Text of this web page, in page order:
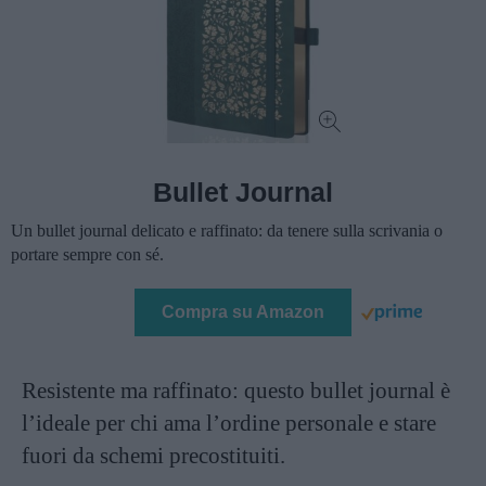
Bullet Journal
Un bullet journal delicato e raffinato: da tenere sulla scrivania o
portare sempre con sé.
Compra su Amazon
Resistente ma raffinato: questo bullet journal è
l’ideale per chi ama l’ordine personale e stare
fuori da schemi precostituiti.